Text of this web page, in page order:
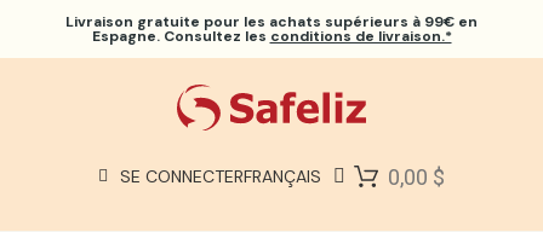
Livraison gratuite pour les achats supérieurs à 99€ en
Espagne. Consultez les conditions de livraison.*
SE CONNECTERFRANÇAIS 0,00 $